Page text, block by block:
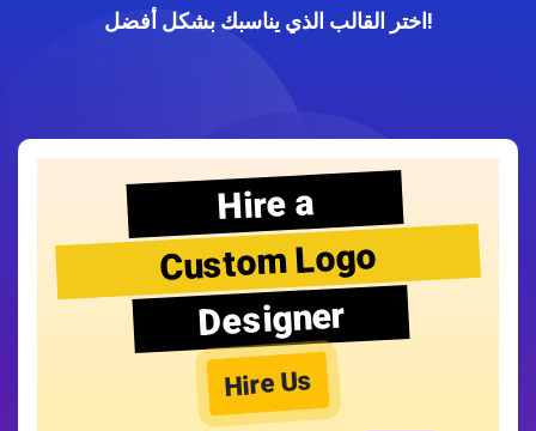
اختر القالب الذي يناسبك بشكل أفضل!
Hire a
Custom Logo
Designer
Hire Us